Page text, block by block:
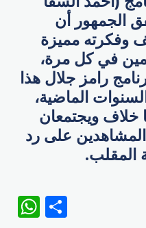
الجمهور أن
وفكرته مميزة
في كل مرة،
رامز جلال هذا
الماضية،
خلاف ويجتمعان
على رد
المقلب.
WhatsApp